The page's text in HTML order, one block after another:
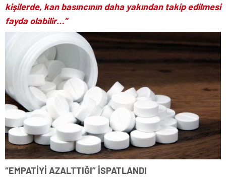
kişilerde, kan basıncının daha yakından takip edilmesi
fayda olabilir…”
“EMPATİYİ AZALTTIĞI” İSPATLANDI